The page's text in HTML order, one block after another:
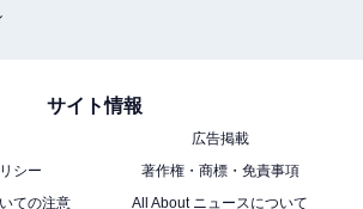
サイト情報
広告掲載
シー
著作権・商標・免責事項
ての注意
All About ニュースについて